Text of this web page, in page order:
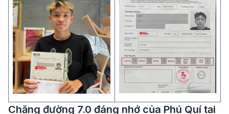
Chặng đường 7.0 đáng nhớ của Phú Quí tại